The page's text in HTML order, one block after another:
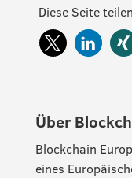
Diese Seite
Über
Blockchain
eines